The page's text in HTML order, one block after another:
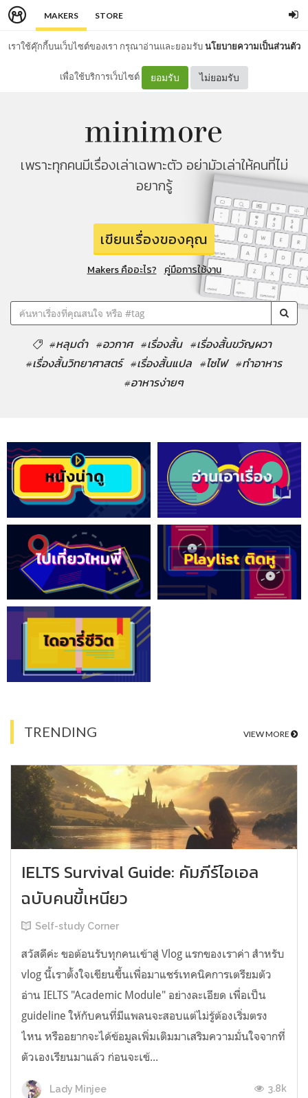
MAKERS STORE
เราใช้คุ๊กกี้บนเว็บไซต์ของเรา กรุณาอ่านและยอมรับนโยบายความเป็นส่วนตัว
เพื่อใช้บริการเว็บไซต์ ยอมรับ ไม่ยอมรับ
เพราะทุกคนมีเรื่องเล่าเฉพาะตัว อย่ามัวเล่าให้คนที่ไม่
อยากรู้
เขียนเรื่องของคุณ
Makers คืออะไร? คู่มือการใช้งาน
#หลุมดำ #อวกาศ #เรื่องสั้น #เรื่องสั้นขวัญผวา
#เรื่องสั้นวิทยาศาสตร์ #เรื่องสั้นแปล #ไซไฟ #ทำอาหาร
#อาหารง่ายๆ
TRENDING VIEW MORE
IELTS Survival Guide: คัมภีร์ไอเอล
ฉบับคนขี้เหนียว
Self-study Corner
สวัสดีค่ะ ขอต้อนรับทุกคนเข้าสู่ Vlog แรกของเราค่า สำหรับ
vlog นี้เราตั้งใจเขียนขึ้นเพื่อมาแชร์เทคนิคการเตรียมตัว
อ่าน IELTS "Academic Module" อย่างละเอียด เพื่อเป็น
guideline ให้กับคนที่มีแพลนจะสอบแต่ไม่รู้ต้องเริ่มตรง
ไหน หรืออยากจะได้ข้อมูลเพิ่มเติมมาเสริมความมั่นใจจากที่
ตัวเองเรียนมาแล้ว ก่อนจะเข้...
Lady Minjee 3.8k